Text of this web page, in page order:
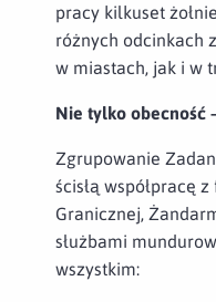
pracy kilkuset
różnych odcinkach
w miastach, jak i w
Nie tylko obecność
Zgrupowanie
ścisłą współpracę
Granicznej,
służbami
wszystkim: